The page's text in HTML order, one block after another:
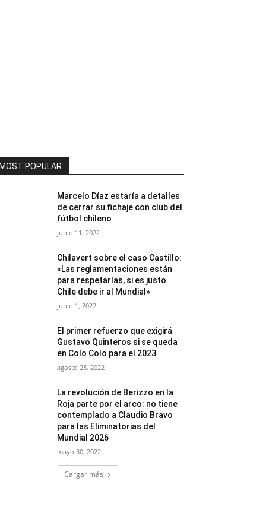
MOST POPULAR
Marcelo Díaz estaría a detalles
de cerrar su fichaje con club del
fútbol chileno
junio 11, 2022
Chilavert sobre el caso Castillo:
«Las reglamentaciones están
para respetarlas, si es justo
Chile debe ir al Mundial»
junio 1, 2022
El primer refuerzo que exigirá
Gustavo Quinteros si se queda
en Colo Colo para el 2023
agosto 28, 2022
La revolución de Berizzo en la
Roja parte por el arco: no tiene
contemplado a Claudio Bravo
para las Eliminatorias del
Mundial 2026
mayo 30, 2022
Cargar más